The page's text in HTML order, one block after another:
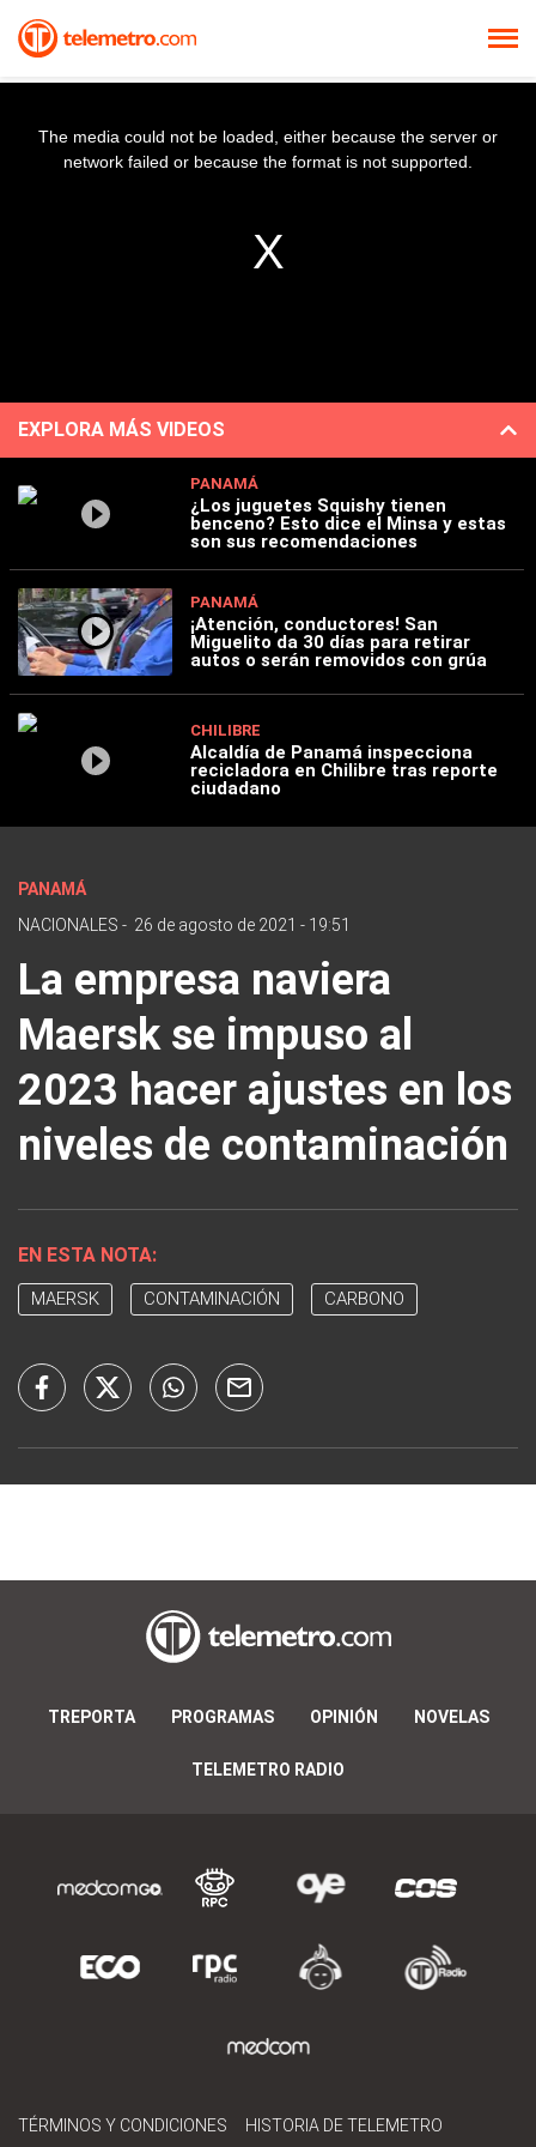
The media could not be loaded, either because the server or
network failed or because the format is not supported.
EXPLORA MÁS VIDEOS
PANAMÁ
¿Los juguetes Squishy tienen
benceno? Esto dice el Minsa y estas
son sus recomendaciones
PANAMÁ
¡Atención, conductores! San
Miguelito da 30 días para retirar
autos o serán removidos con grúa
CHILIBRE
Alcaldía de Panamá inspecciona
recicladora en Chilibre tras reporte
ciudadano
PANAMÁ
NACIONALES - 26 de agosto de 2021 - 19:51
La empresa naviera
Maersk se impuso al
2023 hacer ajustes en los
niveles de contaminación
EN ESTA NOTA:
MAERSK CONTAMINACIÓN CARBONO
TREPORTA PROGRAMAS OPINIÓN NOVELAS
TELEMETRO RADIO
TÉRMINOS Y CONDICIONES
HISTORIA DE TELEMETRO